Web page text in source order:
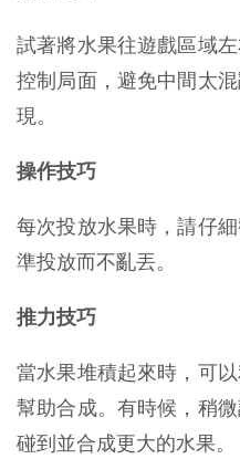
試著將水果往遊戲區域
控制局面，避免中間太
現。
操作技巧
每次投放水果時，請仔
準投放而不亂丟。
推力技巧
當水果堆積起來時，可
幫助合成。有時候，稍
碰到並合成更大的水果。